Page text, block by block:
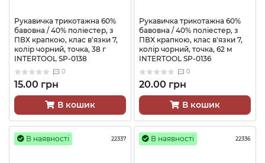
Рукавичка трикотажна 60%
бавовна / 40% поліестер, з
ПВХ крапкою, клас в'язки 7,
колір чорний, точка, 38 г
INTERTOOL SP-0138
0
15.00 грн
В кошик
Рукавичка трикотажна 60%
бавовна / 40% поліестер, з
ПВХ крапкою, клас в'язки 7,
колір чорний, точка, 62 м
INTERTOOL SP-0136
0
20.00 грн
В кошик
В наявності 22337 В наявності 22336